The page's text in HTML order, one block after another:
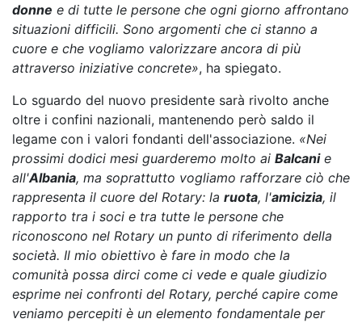
donne e di tutte le persone che ogni giorno affrontano
situazioni difficili. Sono argomenti che ci stanno a
cuore e che vogliamo valorizzare ancora di più
attraverso iniziative concrete», ha spiegato.
Lo sguardo del nuovo presidente sarà rivolto anche
oltre i confini nazionali, mantenendo però saldo il
legame con i valori fondanti dell'associazione. «Nei
prossimi dodici mesi guarderemo molto ai Balcanie
all'Albania, ma soprattutto vogliamo rafforzare ciò che
rappresenta il cuore del Rotary: la ruota, l'amicizia, il
rapporto tra i soci e tra tutte le persone che
riconoscono nel Rotary un punto di riferimento della
società. Il mio obiettivo è fare in modo che la
comunità possa dirci come ci vede e quale giudizio
esprime nei confronti del Rotary, perché capire come
veniamo percepiti è un elemento fondamentale per